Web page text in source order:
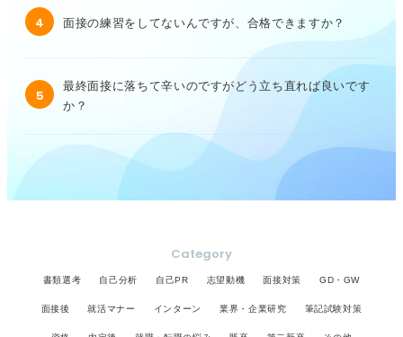
4 面接の練習をしてないんですが、合格できますか？
5
最終面接に落ちて辛いのですがどう立ち直れば良いです
か？
Category
書類選考 自己分析 自己PR 志望動機 面接対策 GD・GW
面接後 就活マナー インターン 業界・企業研究 筆記試験対策